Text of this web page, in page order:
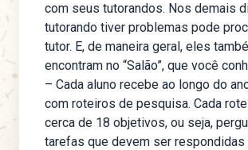
com seus tutorandos. Nos demais
tutorando tiver problemas pode
tutor. E, de maneira geral, eles
encontram no “Salão”, que você
– Cada aluno recebe ao longo do
com roteiros de pesquisa. Cada
cerca de 18 objetivos, ou seja,
tarefas que devem ser respondidas